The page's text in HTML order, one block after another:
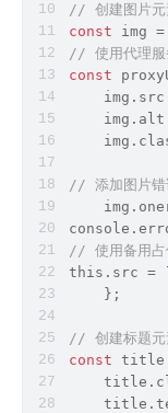
// 创建图片元
const img =
// 使用代理服
const
img.src
img.alt
// 添加图片错
console.
// 使用备用占
this .src =
    };
// 创建标题元
const title